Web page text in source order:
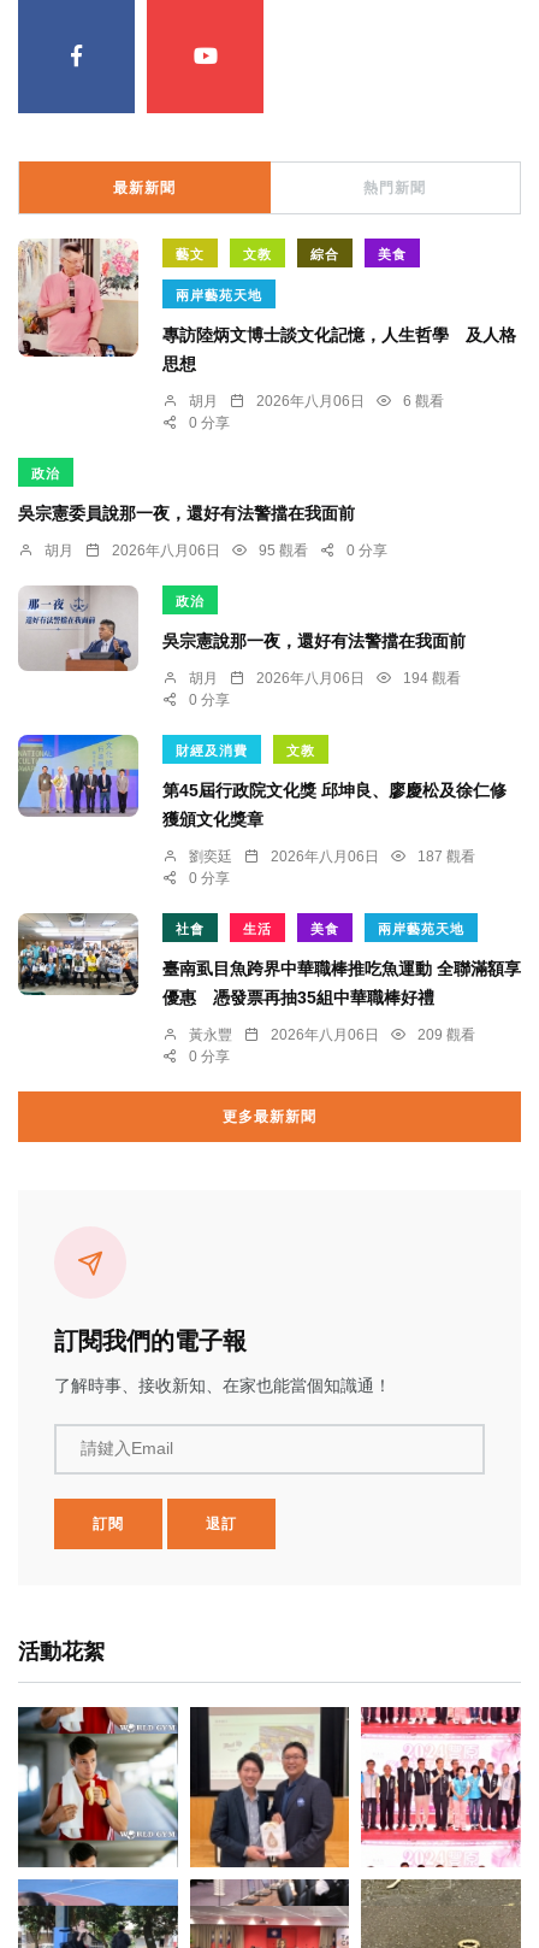
最新新聞 熱門新聞
藝文 文教 綜合 美食
兩岸藝苑天地
專訪陸炳文博士談文化記憶，人生哲學 及人格
思想
胡月 2026年八月06日
6 觀看
0 分享
政治
吳宗憲委員說那一夜，還好有法警擋在我面前
胡月 2026年八月06日 95 觀看 0 分享
政治
吳宗憲說那一夜，還好有法警擋在我面前
胡月 2026年八月06日
194 觀看
0 分享
財經及消費 文教
第45屆行政院文化獎 邱坤良、廖慶松及徐仁修
獲頒文化獎章
劉奕廷 2026年八月06日
187 觀看
0 分享
社會 生活 美食 兩岸藝苑天地
臺南虱目魚跨界中華職棒推吃魚運動 全聯滿額享
優惠 憑發票再抽35組中華職棒好禮
黃永豐 2026年八月06日
209 觀看
0 分享
更多最新新聞
訂閱我們的電子報
了解時事、接收新知、在家也能當個知識通！
請鍵入Email
訂閱 退訂
活動花絮